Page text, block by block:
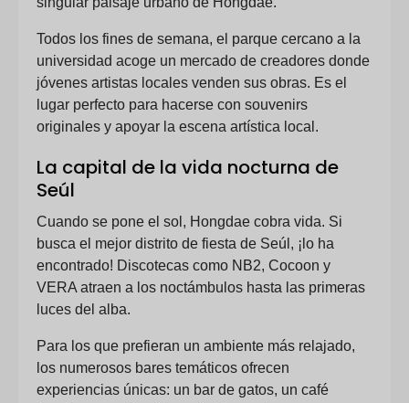
Todos los fines de semana, el parque cercano a la
universidad acoge un mercado de creadores donde
jóvenes artistas locales venden sus obras. Es el
lugar perfecto para hacerse con souvenirs
originales y apoyar la escena artística local.
La capital de la vida nocturna de
Seúl
Cuando se pone el sol, Hongdae cobra vida. Si
busca el mejor distrito de fiesta de Seúl, ¡lo ha
encontrado! Discotecas como NB2, Cocoon y
VERA atraen a los noctámbulos hasta las primeras
luces del alba.
Para los que prefieran un ambiente más relajado,
los numerosos bares temáticos ofrecen
experiencias únicas: un bar de gatos, un café